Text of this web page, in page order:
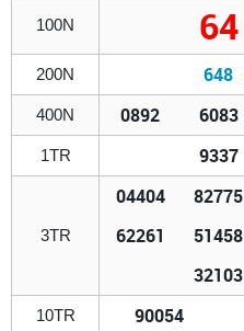
100N 64
200N 648
400N 0892 6083
1TR 9337
3TR
04404 82775
62261
51458
32103
10TR 90054